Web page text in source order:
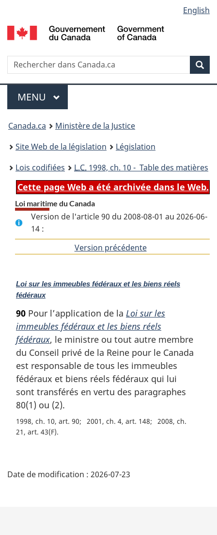
au
contenu
propos
de
la
HTML
simplifiée
selection
English
Recherche
Menu
MENU PRINCIPAL
You
are
here:
Canada.ca
Ministère de la Justice
Site Web de la législation
Législation
Lois codifiées
L.C. 1998, ch. 10 - Table des matières
Cette page Web a été archivée dans le Web.
Loi maritime du Canada
Version de l'article 90 du 2008-08-01 au 2026-06-
14 :
Version précédentede
N
o
e
m
a
r
g
i
n
a
l
:
Loi sur les immeubles fédéraux et les biens réels
fédéraux
90 Pour l’application de la Loi sur les
immeubles fédéraux et les biens réels
fédéraux, le ministre ou tout autre membre
du Conseil privé de la Reine pour le Canada
est responsable de tous les immeubles
fédéraux et biens réels fédéraux qui lui
sont transférés en vertu des paragraphes
80(1) ou (2).
1998, ch. 10, art. 90 2001, ch. 4, art. 148
2008, ch.
21, art. 43(F)
é
Date de modification : 2026-07-23